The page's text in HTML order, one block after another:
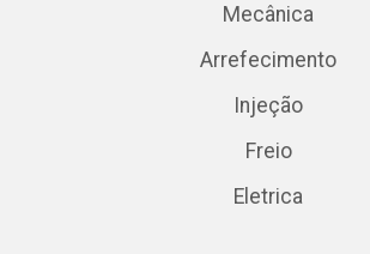
Mecânica
Arrefecimento
Injeção
Freio
Eletrica